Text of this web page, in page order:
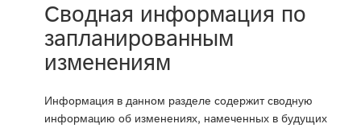
Сводная информация по
запланированным
изменениям
Информация в данном разделе содержит сводную
информацию об изменениях, намеченных в будущих